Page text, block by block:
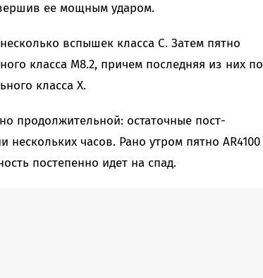
ее мощным ударом.
вспышек класса C. Затем пятно
класса M8.2, причем последняя из них по
класса X.
продолжительной: остаточные пост-
часов. Рано утром пятно AR4100
постепенно идет на спад.